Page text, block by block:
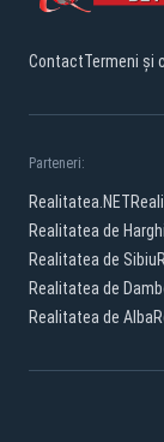
ContactTermeni și
Parteneri:
Realitatea.NET
Realitatea de
Realitatea de Sibiu
Realitatea de
Realitatea de Alba